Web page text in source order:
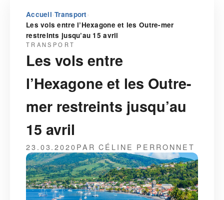
Accueil›Transport ›
Les vols entre l’Hexagone et les Outre-mer
restreints jusqu’au 15 avril
TRANSPORT
Les vols entre
l’Hexagone et les Outre-
mer restreints jusqu’au
15 avril
23.03.2020PAR CÉLINE PERRONNET